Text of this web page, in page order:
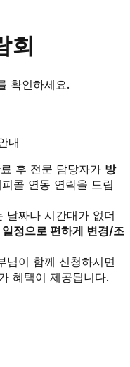
회
확인하세요.
내
후 전문 담당자가 방
콜 연동 연락을 드립
날짜나 시간대가 없더
정으로 편하게 변경/조
님이 함께 신청하시면
혜택이 제공됩니다.